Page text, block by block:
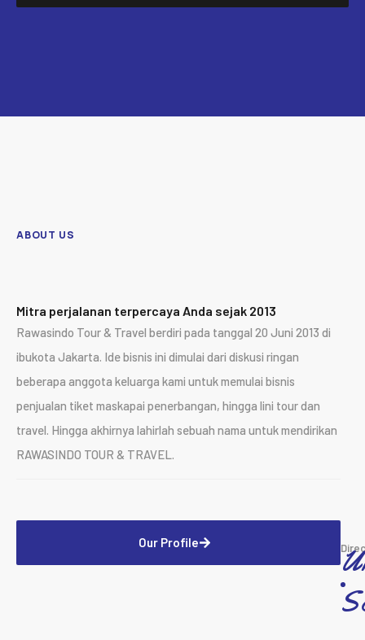
ABOUT US
Mitra perjalanan terpercaya Anda sejak 2013
Rawasindo Tour & Travel berdiri pada tanggal 20 Juni 2013 di
ibukota Jakarta. Ide bisnis ini dimulai dari diskusi ringan
beberapa anggota keluarga kami untuk memulai bisnis
penjualan tiket maskapai penerbangan, hingga lini tour dan
travel. Hingga akhirnya lahirlah sebuah nama untuk mendirikan
RAWASINDO TOUR & TRAVEL.
Our Profile